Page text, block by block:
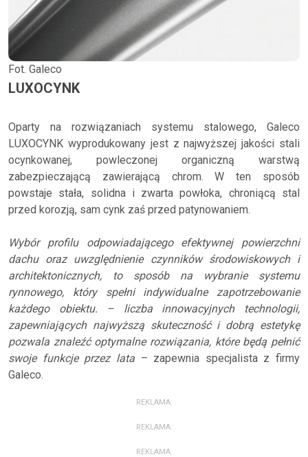
Fot. Galeco
LUXOCYNK
Oparty na rozwiązaniach systemu stalowego, Galeco
LUXOCYNK wyprodukowany jest z najwyższej jakości stali
ocynkowanej, powleczonej organiczną warstwą
zabezpieczającą zawierającą chrom. W ten sposób
powstaje stała, solidna i zwarta powłoka, chroniącą stal
przed korozją, sam cynk zaś przed patynowaniem.
Wybór profilu odpowiadającego efektywnej powierzchni
dachu oraz uwzględnienie czynników środowiskowych i
architektonicznych, to sposób na wybranie systemu
rynnowego, który spełni indywidualne zapotrzebowanie
każdego obiektu. – liczba innowacyjnych technologii,
zapewniających najwyższą skuteczność i dobrą estetykę
pozwala znaleźć optymalne rozwiązania, które będą pełnić
swoje funkcje przez lata– zapewnia specjalista z firmy
Galeco.
REKLAMA:
REKLAMA:
REKLAMA: